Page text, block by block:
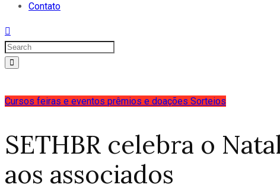
Contato
Cursos feiras e eventos prêmios e doações Sorteios
SETHBR celebra o
aos associados